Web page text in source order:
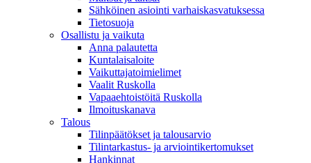
Sähköinen asiointi varhaiskasvatuksessa
Tietosuoja
Osallistu ja vaikuta
Anna palautetta
Kuntalaisaloite
Vaikuttajatoimielimet
Vaalit Ruskolla
Vapaaehtoistöitä Ruskolla
Ilmoituskanava
Talous
Tilinpäätökset ja talousarvio
Tilintarkastus- ja arviointikertomukset
Hankinnat